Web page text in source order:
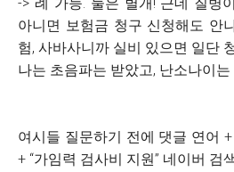
아니면 보험금 청구 신청해도 안
험, 사바사니까 실비 있으면 일단
나는 초음파는 받았고, 난소나이는
여시들 질문하기 전에 댓글 연어
+ “가임력 검사비 지원” 네이버 검